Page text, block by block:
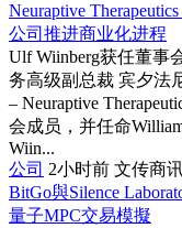
Neuraptive
公司推进商业化进程
Ulf Wiinberg获任董事
务高级副总裁 宾夕法
– Neuraptive
会成员，并任命
Wiin...
公司 2小时前 文传商
BitGo與Silence
量子MPC交易模擬